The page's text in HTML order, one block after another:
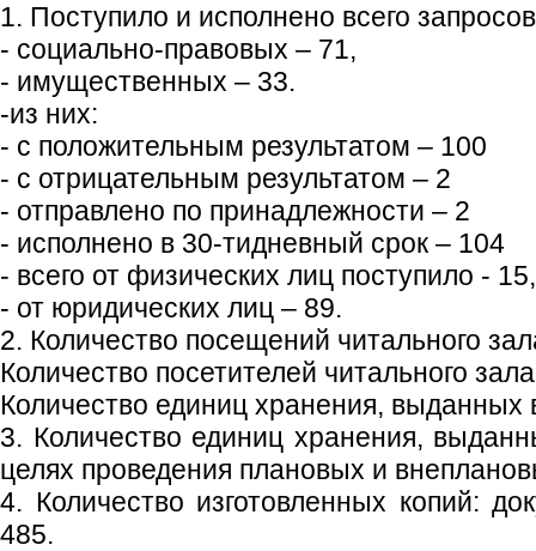
1. Поступило и исполнено всего
- социально-правовых – 71,
- имущественных – 33.
-из них:
- с положительным результатом – 100
- с отрицательным результатом – 2
- отправлено по принадлежности – 2
- исполнено в 30-тидневный срок – 104
- всего от физических лиц поступило - 15,
- от юридических лиц – 89.
2. Количество посещений читального
Количество посетителей читального
Количество единиц хранения, выданных
3. Количество единиц хранения,
целях проведения плановых и
4. Количество изготовленных копий:
485.